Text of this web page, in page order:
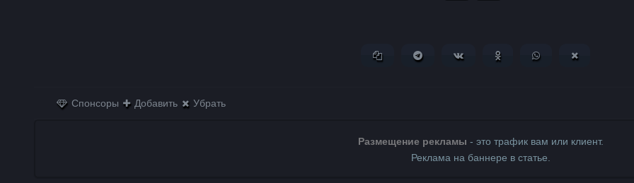
Копировать ссылкуПоделиться в Telegram
Поделиться ВКонтакте
Поделиться вПоделиться в
Спонсоры Добавить Убрать
Размещение рекламы - это трафик вам или клиент.
Реклама на баннере в статье.